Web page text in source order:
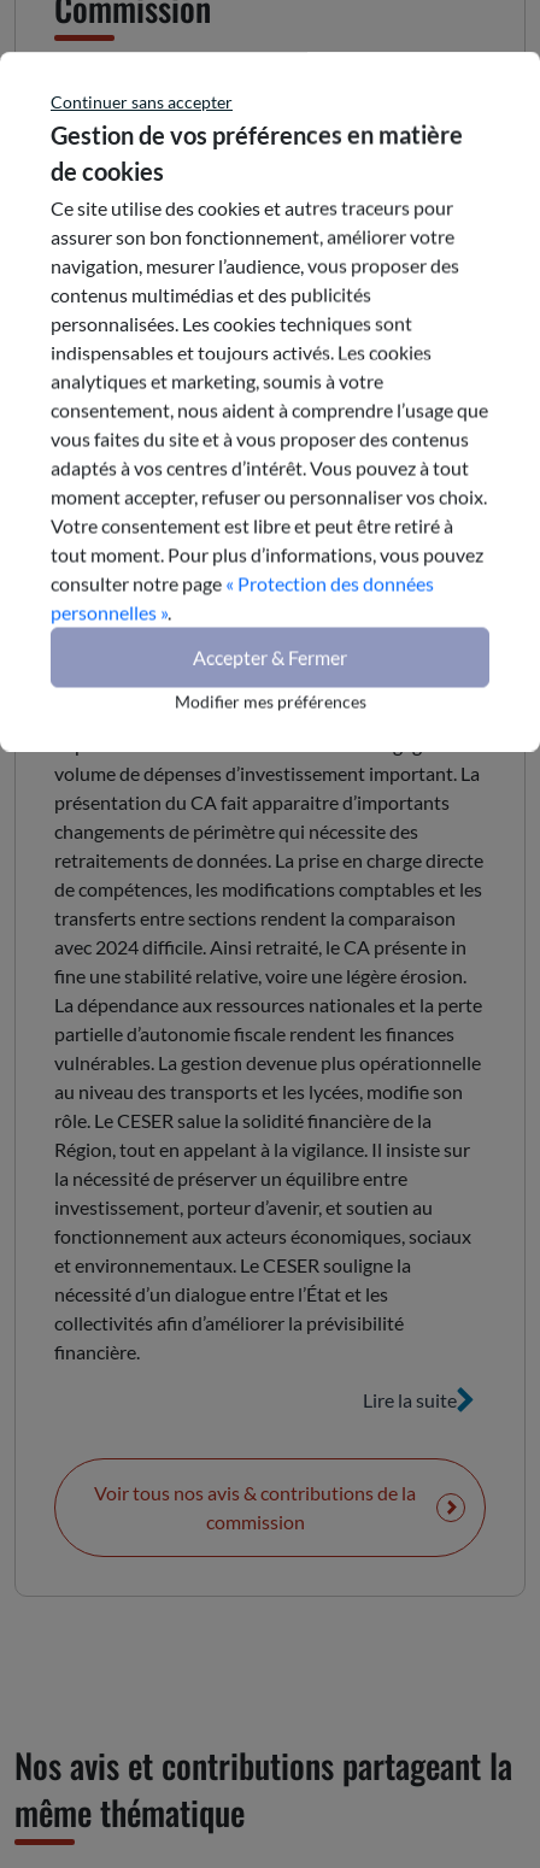
Budget - Finances
Président :
Bruno LAMOTTE
Dernière publication de la
commission
25 juin 2026
Le compte administratif
2025
Dans un contexte géopolitique particulièrement
complexe, marqué par de fortes contraintes
financières, la Région présente un compte
administratif 2025 qui témoigne d’une gestion
maîtrisée. Malgré la Loi des Finances 2025
complexifiant l’exercice de programmation
financière, la Collectivité maintient un niveau de
volume de dépenses d’investissement important. La
présentation du CA fait apparaitre d’importants
changements de périmètre qui nécessite des
retraitements de données. La prise en charge directe
de compétences, les modifications comptables et les
transferts entre sections rendent la comparaison
avec 2024 difficile. Ainsi retraité, le CA présente in
fine une stabilité relative, voire une légère érosion.
La dépendance aux ressources nationales et la perte
partielle d’autonomie fiscale rendent les finances
vulnérables. La gestion devenue plus opérationnelle
au niveau des transports et les lycées, modifie son
rôle. Le CESER salue la solidité financière de la
Région, tout en appelant à la vigilance. Il insiste sur
la nécessité de préserver un équilibre entre
investissement, porteur d’avenir, et soutien au
fonctionnement aux acteurs économiques, sociaux
et environnementaux. Le CESER souligne la
nécessité d’un dialogue entre l’État et les
collectivités afin d’améliorer la prévisibilité
financière.
Lire la suite
Voir tous nos avis & contributions de la
commission
Nos avis et contributions partageant la
même thématique
Continuer sans accepter
Gestion de vos préférences en matière
de cookies
Ce site utilise des cookies et autres traceurs pour
assurer son bon fonctionnement, améliorer votre
navigation, mesurer l’audience, vous proposer des
contenus multimédias et des publicités
personnalisées. Les cookies techniques sont
indispensables et toujours activés. Les cookies
analytiques et marketing, soumis à votre
consentement, nous aident à comprendre l’usage que
vous faites du site et à vous proposer des contenus
adaptés à vos centres d’intérêt. Vous pouvez à tout
moment accepter, refuser ou personnaliser vos choix.
Votre consentement est libre et peut être retiré à
tout moment. Pour plus d’informations, vous pouvez
consulter notre page « Protection des données
personnelles ».
Accepter & Fermer
Modifier mes préférences